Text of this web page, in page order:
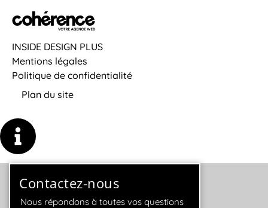
INSIDE DESIGN PLUS
Mentions légales
Politique de confidentialité
Plan du site
Contactez-nous
Nous répondons à toutes vos questions